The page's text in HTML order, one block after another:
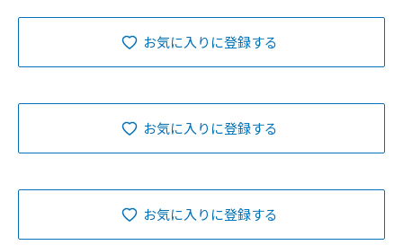
お気に入りに登録する
お気に入りに登録する
お気に入りに登録する